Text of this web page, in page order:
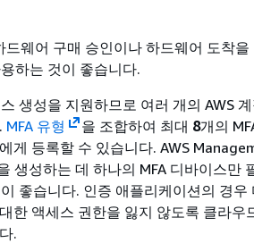
웨어 구매 승인이나 하드웨어 도착을
하는 것이 좋습니다.
생성을 지원하므로 여러 개의 AWS
MFA 유형 을 조합하여 최대 8개의
게 등록할 수 있습니다. AWS
생성하는 데 하나의 MFA 디바이스만
좋습니다. 인증 애플리케이션의 경우
한 액세스 권한을 잃지 않도록 클라우
.